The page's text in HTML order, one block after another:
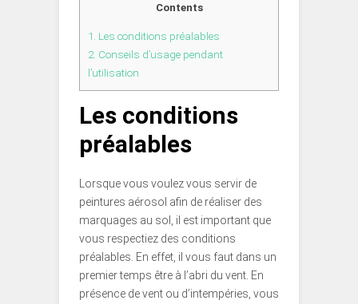
Contents
1. Les conditions préalables
2. Conseils d’usage pendant
l’utilisation
Les conditions
préalables
Lorsque vous voulez vous servir de
peintures aérosol afin de réaliser des
marquages au sol, il est important que
vous respectiez des conditions
préalables. En effet, il vous faut dans un
premier temps être à l’abri du vent. En
présence de vent ou d’intempéries, vous